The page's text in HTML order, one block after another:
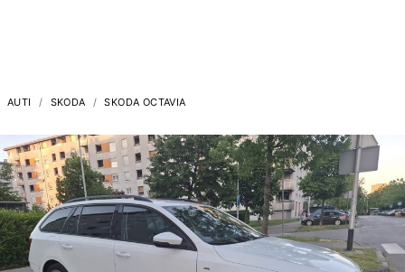
AUTI SKODA SKODA OCTAVIA